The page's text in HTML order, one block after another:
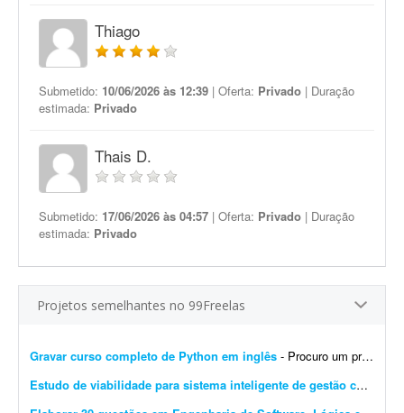
Thiago
Submetido: 10/06/2026 às 12:39 | Oferta: Privado | Duração
estimada: Privado
Thais D.
Submetido: 17/06/2026 às 04:57 | Oferta: Privado | Duração
estimada: Privado
Projetos semelhantes no 99Freelas
Gravar curso completo de Python em inglês - Procuro um professor para gravar um curso completo de Python, do básico ao avançado, totalmente em inglês, com duração mínima de 10 horas. Requisitos: - Ex...
Estudo de viabilidade para sistema inteligente de gestão condominial